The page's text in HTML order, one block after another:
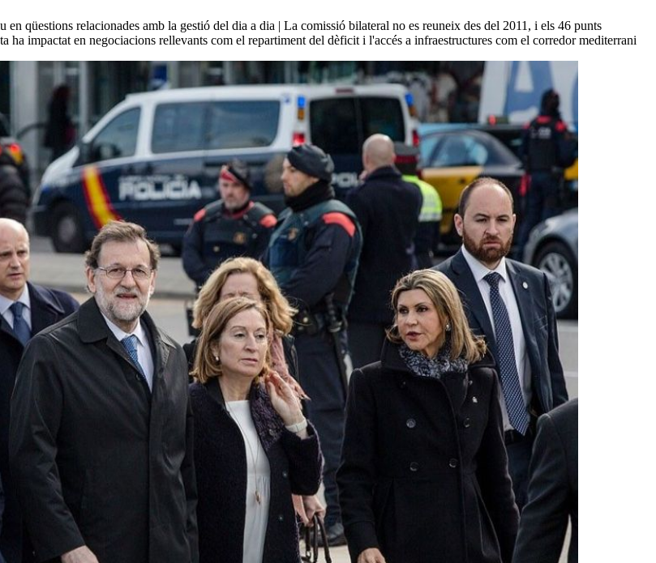
qüestions relacionades amb la gestió del dia a dia | La comissió bilateral no es reuneix des del 2011, i els 46 punts
ha impactat en negociacions rellevants com el repartiment del dèficit i l'accés a infraestructures com el corredor mediterrani